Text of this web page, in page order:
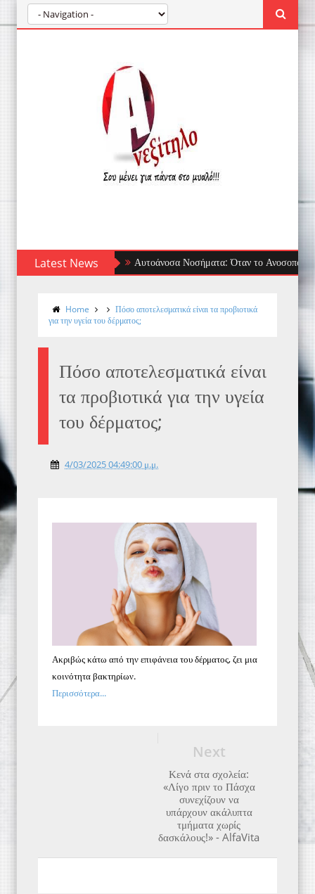
Latest News Αυτοάνοσα Νοσήματα: Όταν το Ανοσοποιητικό
Home
Πόσο αποτελεσματικά είναι τα προβιοτικά
για την υγεία του δέρματος;
Πόσο αποτελεσματικά είναι
τα προβιοτικά για την υγεία
του δέρματος;
4/03/2025 04:49:00 μ.μ.
Ακριβώς κάτω από την επιφάνεια του δέρματος, ζει μια
κοινότητα βακτηρίων.
Περισσότερα...
Next
Κενά στα σχολεία:
«Λίγο πριν το Πάσχα
συνεχίζουν να
υπάρχουν ακάλυπτα
τμήματα χωρίς
δασκάλους!» - AlfaVita